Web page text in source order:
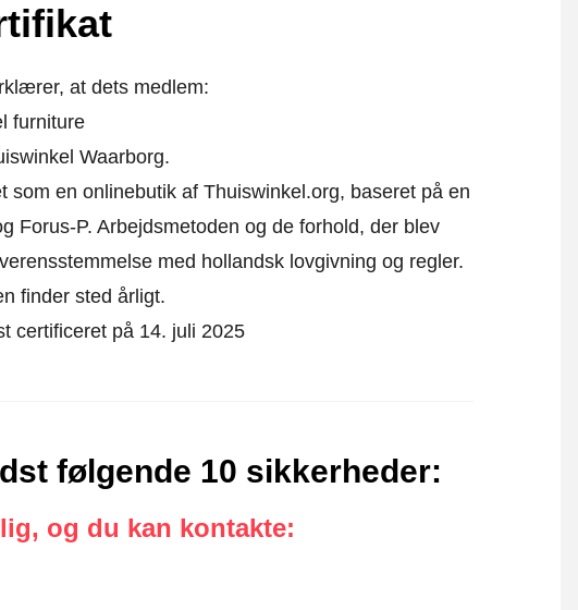
at dets medlem:
furniture
Waarborg.
en onlinebutik af Thuiswinkel.org, baseret på en
Forus-P. Arbejdsmetoden og de forhold, der blev
med hollandsk lovgivning og regler.
finder sted årligt.
certificeret på 14. juli 2025
følgende 10 sikkerheder:
og du kan kontakte: